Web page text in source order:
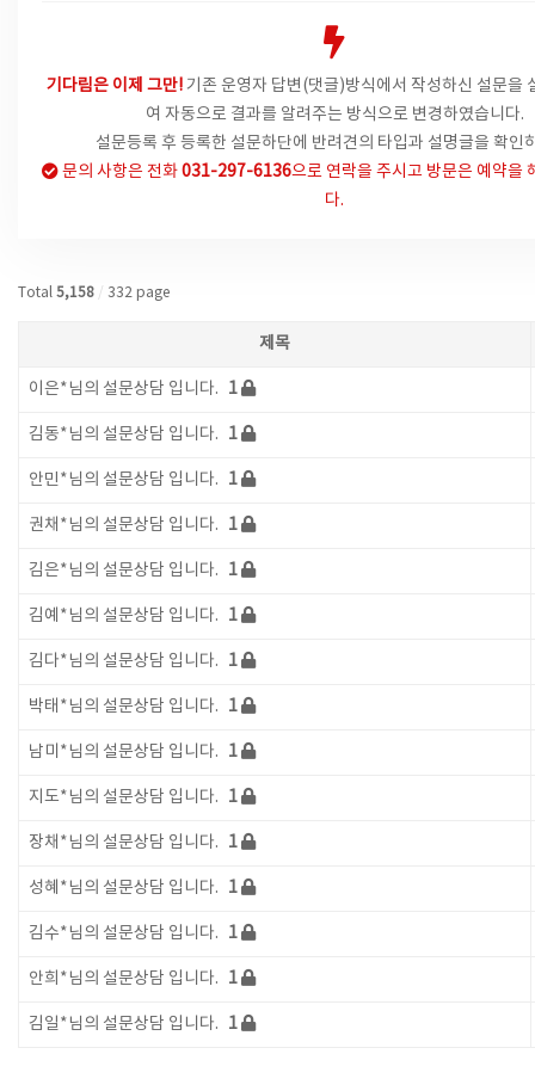
기다림은 이제 그만!기존 운영자 답변(댓글)방식에서 작성하신 설문을
여 자동으로 결과를 알려주는 방식으로 변경하였습니다.
설문등록 후 등록한 설문하단에 반려견의 타입과 설명글을 확인
문의 사항은 전화031-297-6136으로 연락을 주시고 방문은 예약을
다.
Total 5,158 / 332 page
제목
이은*님의 설문상담 입니다. 1
김동*님의 설문상담 입니다. 1
안민*님의 설문상담 입니다. 1
권채*님의 설문상담 입니다. 1
김은*님의 설문상담 입니다. 1
김예*님의 설문상담 입니다. 1
김다*님의 설문상담 입니다. 1
박태*님의 설문상담 입니다. 1
남미*님의 설문상담 입니다. 1
지도*님의 설문상담 입니다. 1
장채*님의 설문상담 입니다. 1
성혜*님의 설문상담 입니다. 1
김수*님의 설문상담 입니다. 1
안희*님의 설문상담 입니다. 1
김일*님의 설문상담 입니다. 1